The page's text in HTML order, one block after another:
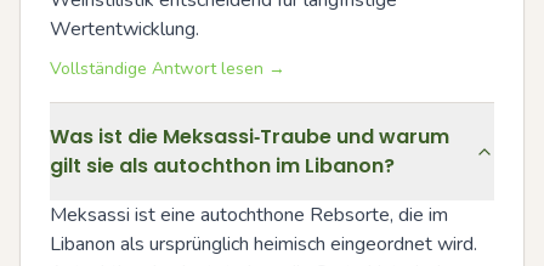
Wertentwicklung.
Vollständige Antwort lesen →
Was ist die Meksassi‑Traube und warum
gilt sie als autochthon im Libanon?
Meksassi ist eine autochthone Rebsorte, die im
Libanon als ursprünglich heimisch eingeordnet wird.